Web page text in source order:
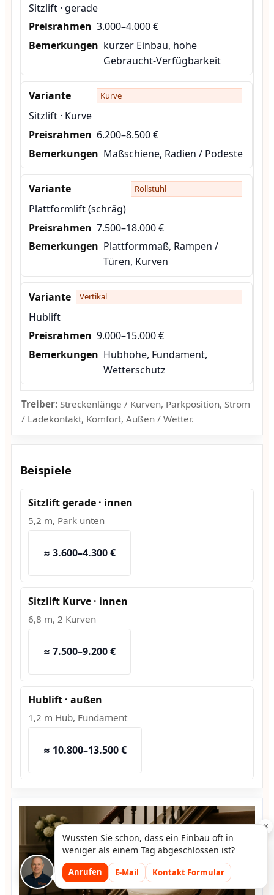
Sitzlift · gerade
3.000–4.000 €
kurzer Einbau, hohe
Gebraucht-Verfügbarkeit
Kurve
Sitzlift · Kurve
6.200–8.500 €
Maßschiene, Radien / Podeste
Rollstuhl
Plattformlift (schräg)
7.500–18.000 €
Plattformmaß, Rampen /
Türen, Kurven
Vertikal
Hublift
9.000–15.000 €
Hubhöhe, Fundament,
Wetterschutz
Treiber:Streckenlänge / Kurven, Parkposition, Strom
/ Ladekontakt, Komfort, Außen / Wetter.
Beispiele
Sitzlift gerade · innen
5,2 m, Park unten
≈ 3.600–4.300 €
Sitzlift Kurve · innen
6,8 m, 2 Kurven
≈ 7.500–9.200 €
Hublift · außen
1,2 m Hub, Fundament
≈ 10.800–13.500 €
×
Wussten Sie schon, dass ein Einbau oft in
weniger als einem Tag abgeschlossen ist?
Anrufen E-Mail Kontakt Formular